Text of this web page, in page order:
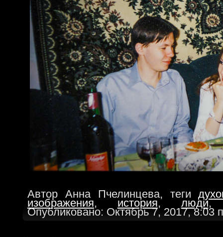
Автор Анна Пчелинцева, теги
изображения, история, люди
Опубликовано: Октябрь 7, 2017, 8:03